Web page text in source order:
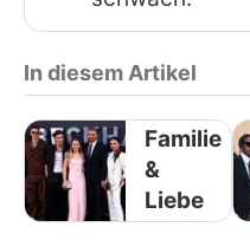
In diesem Artikel
Familie
&
Liebe